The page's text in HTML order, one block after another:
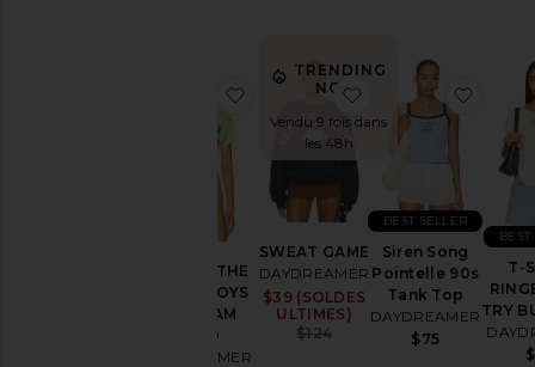
T-SHIRT THE
BEACH BOYS
SURF JAM
SOLO
DAYDREAMER
ajouter aux préférésT-SHIRT
TRENDING
NOW!
Vendu 9 fois dans
les 48h
SWEAT GAME
DAYDREAMER
Sale price:
$39 (SOLDES
ULTIMES)
Previous price:
$124
ajouter aux
Siren Song
Pointelle 90s
Tank Top
DAYDREAMER
$75
BEST SELLER
T-
TRY